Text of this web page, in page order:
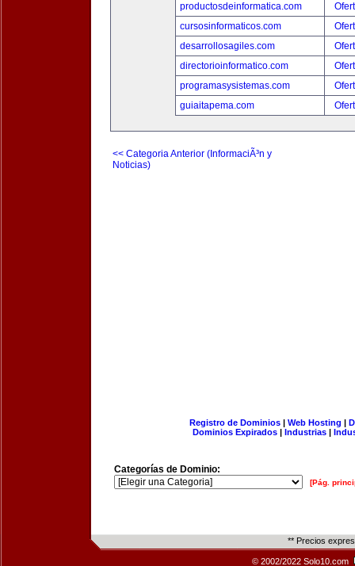
productosdeinformatica.com
cursosinformaticos.com
desarrollosagiles.com
directorioinformatico.com
programasysistemas.com
guiaitapema.com
<< Categoria Anterior (InformaciÃ³n y
Noticias)
Registro de Dominios| Web Hosting |
Dominios Expirados | Industrias |
Categorías de Dominio:
[Pág.
** Precios
© 2002/2022 Solo10.com